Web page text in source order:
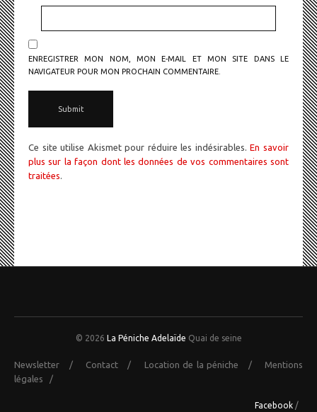
ENREGISTRER MON NOM, MON E-MAIL ET MON SITE DANS LE
NAVIGATEUR POUR MON PROCHAIN COMMENTAIRE.
Ce site utilise Akismet pour réduire les indésirables.En savoir
plus sur la façon dont les données de vos commentaires sont
traitées.
© 2026 La Péniche Adelaïde Quai de seine
Newsletter / Contact/ Location de la péniche /
Mentions
légales /
Facebook /